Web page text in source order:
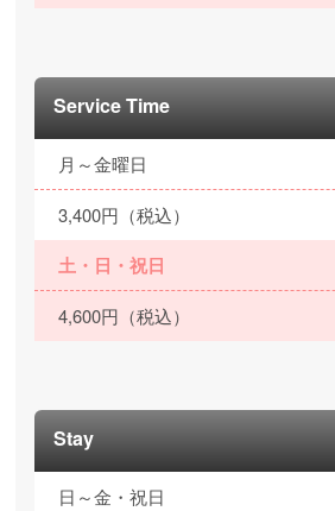
Service Time
月～金曜日
3,400円（税込）
土・日・祝日
4,600円（税込）
Stay
日～金・祝日